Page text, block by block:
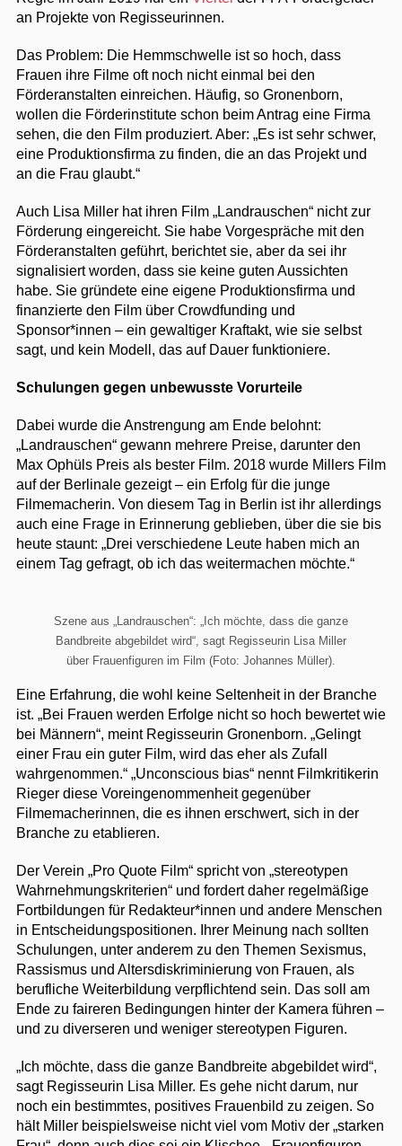
an Projekte von Regisseurinnen.
Das Problem: Die Hemmschwelle ist so hoch, dass
Frauen ihre Filme oft noch nicht einmal bei den
Förderanstalten einreichen. Häufig, so Gronenborn,
wollen die Förderinstitute schon beim Antrag eine Firma
sehen, die den Film produziert. Aber: „Es ist sehr schwer,
eine Produktionsfirma zu finden, die an das Projekt und
an die Frau glaubt.“
Auch Lisa Miller hat ihren Film „Landrauschen“ nicht zur
Förderung eingereicht. Sie habe Vorgespräche mit den
Förderanstalten geführt, berichtet sie, aber da sei ihr
signalisiert worden, dass sie keine guten Aussichten
habe. Sie gründete eine eigene Produktionsfirma und
finanzierte den Film über Crowdfunding und
Sponsor*innen – ein gewaltiger Kraftakt, wie sie selbst
sagt, und kein Modell, das auf Dauer funktioniere.
Schulungen gegen unbewusste Vorurteile
Dabei wurde die Anstrengung am Ende belohnt:
„Landrauschen“ gewann mehrere Preise, darunter den
Max Ophüls Preis als bester Film. 2018 wurde Millers Film
auf der Berlinale gezeigt – ein Erfolg für die junge
Filmemacherin. Von diesem Tag in Berlin ist ihr allerdings
auch eine Frage in Erinnerung geblieben, über die sie bis
heute staunt: „Drei verschiedene Leute haben mich an
einem Tag gefragt, ob ich das weitermachen möchte.“
Szene aus „Landrauschen“: „Ich möchte, dass die ganze
Bandbreite abgebildet wird“, sagt Regisseurin Lisa Miller
über Frauenfiguren im Film (Foto: Johannes Müller).
Eine Erfahrung, die wohl keine Seltenheit in der Branche
ist. „Bei Frauen werden Erfolge nicht so hoch bewertet wie
bei Männern“, meint Regisseurin Gronenborn. „Gelingt
einer Frau ein guter Film, wird das eher als Zufall
wahrgenommen.“ „Unconscious bias“ nennt Filmkritikerin
Rieger diese Voreingenommenheit gegenüber
Filmemacherinnen, die es ihnen erschwert, sich in der
Branche zu etablieren.
Der Verein „Pro Quote Film“ spricht von „stereotypen
Wahrnehmungskriterien“ und fordert daher regelmäßige
Fortbildungen für Redakteur*innen und andere Menschen
in Entscheidungspositionen. Ihrer Meinung nach sollten
Schulungen, unter anderem zu den Themen Sexismus,
Rassismus und Altersdiskriminierung von Frauen, als
berufliche Weiterbildung verpflichtend sein. Das soll am
Ende zu faireren Bedingungen hinter der Kamera führen –
und zu diverseren und weniger stereotypen Figuren.
„Ich möchte, dass die ganze Bandbreite abgebildet wird“,
sagt Regisseurin Lisa Miller. Es gehe nicht darum, nur
noch ein bestimmtes, positives Frauenbild zu zeigen. So
hält Miller beispielsweise nicht viel vom Motiv der „starken